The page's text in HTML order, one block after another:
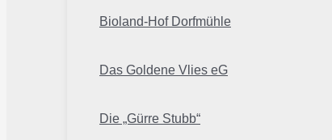
Bioland-Hof Dorfmühle
Das Goldene Vlies eG
Die „Gürre Stubb“